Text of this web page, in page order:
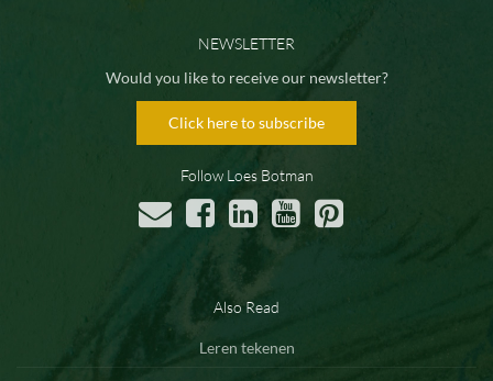
NEWSLETTER
Would you like to receive our newsletter?
Click here to subscribe
Follow Loes Botman
Also Read
Leren tekenen